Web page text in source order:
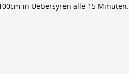
in Uebersyren alle 15 Minuten.